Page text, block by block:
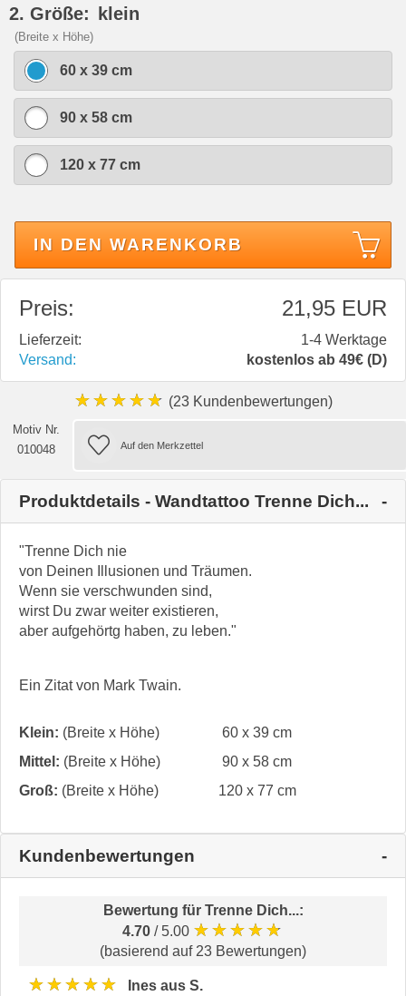
2. Größe: klein
(Breite x Höhe)
60 x 39 cm
90 x 58 cm
120 x 77 cm
IN DEN WARENKORB
Preis: 21,95 EUR
Lieferzeit:
1-4 Werktage
Versand:
kostenlos ab 49€ (D)
★★★★★ (23 Kundenbewertungen)
Motiv Nr.
010048
Produktdetails - Wandtattoo Trenne Dich...
"Trenne Dich nie
von Deinen Illusionen und Träumen.
Wenn sie verschwunden sind,
wirst Du zwar weiter existieren,
aber aufgehörtg haben, zu leben."
Ein Zitat von Mark Twain.
Klein: (Breite x Höhe)
60 x 39 cm
Mittel: (Breite x Höhe)
90 x 58 cm
Groß: (Breite x Höhe) 120 x 77 cm
Kundenbewertungen
Bewertung für Trenne Dich...:
4.70 / 5.00 ★★★★★
(basierend auf 23 Bewertungen)
★★★★★
Ines aus S.